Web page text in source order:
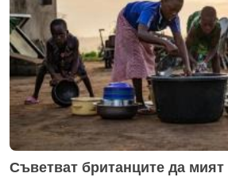
Съветват британците да мият